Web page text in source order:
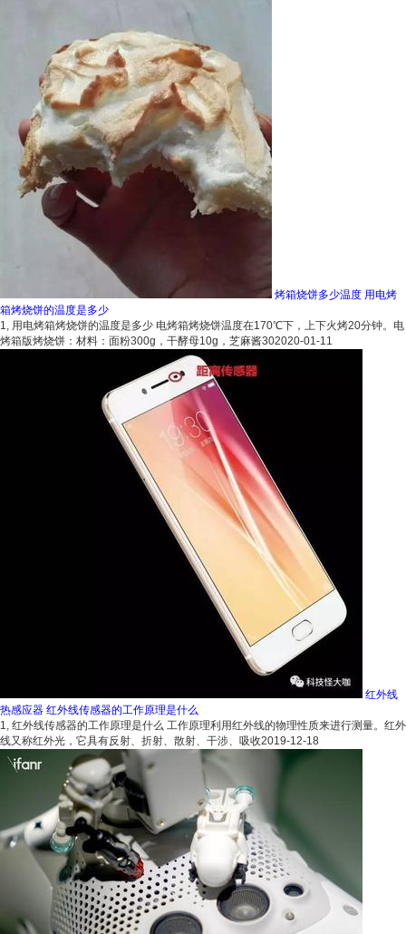
烤箱烧饼多少温度 用电烤
箱烤烧饼的温度是多少
1, 用电烤箱烤烧饼的温度是多少 电烤箱烤烧饼温度在170℃下，上下火烤20分钟。电
烤箱版烤烧饼：材料：面粉300g，干酵母10g，芝麻酱302020-01-11
红外线
热感应器 红外线传感器的工作原理是什么
1, 红外线传感器的工作原理是什么 工作原理利用红外线的物理性质来进行测量。红外
线又称红外光，它具有反射、折射、散射、干涉、吸收2019-12-18